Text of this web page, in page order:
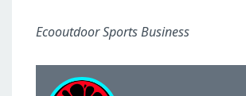
Ecooutdoor Sports Business